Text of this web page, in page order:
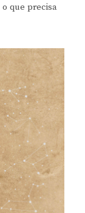
que precisa